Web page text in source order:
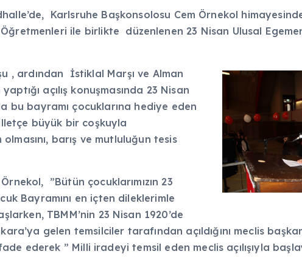
Karlsruhe Başkonsolosu Cem Örnekol
ile birlikte düzenlenen 23 Nisan Ulusal
, ardından İstiklal Marşı ve Alman
açılış konuşmasında 23 Nisan
bu bayramı çocuklarına hediye eden
büyük bir coşkuyla
barış ve mutluluğun tesis
”Bütün çocuklarımızın 23
Bayramını en içten dileklerimle
TBMM’nin 23 Nisan 1920’de
gelen temsilciler tarafından açıldığını meclis
ederek ” Milli iradeyi temsil eden meclis açılışıyla